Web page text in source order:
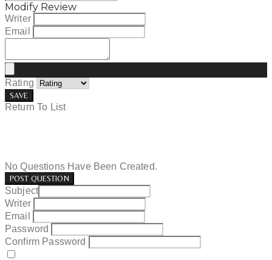
Modify Review
Writer
Email
Rating
SAVE
Return To List
No Questions Have Been Created.
POST QUESTION
Subject
Writer
Email
Password
Confirm Password